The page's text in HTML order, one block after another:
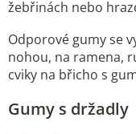
žebřinách nebo
Odporové gumy se
nohou, na ramena,
cviky na břicho s
Gumy s držadly